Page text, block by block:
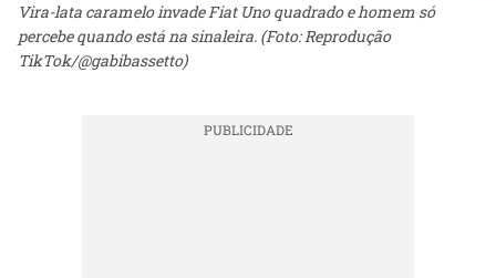
Vira-lata caramelo invade Fiat Uno quadrado e homem só
percebe quando está na sinaleira. (Foto: Reprodução
TikTok/@gabibassetto)